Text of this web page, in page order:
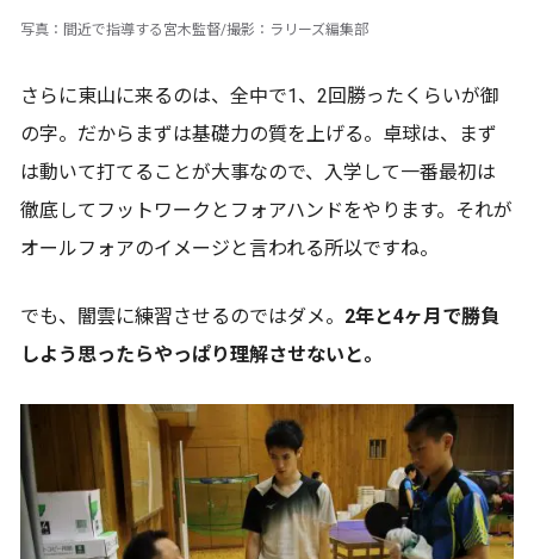
写真：間近で指導する宮木監督/撮影：ラリーズ編集部
さらに東山に来るのは、全中で1、2回勝ったくらいが御
の字。だからまずは基礎力の質を上げる。卓球は、まず
は動いて打てることが大事なので、入学して一番最初は
徹底してフットワークとフォアハンドをやります。それが
オールフォアのイメージと言われる所以ですね。
でも、闇雲に練習させるのではダメ。 2年と4ヶ月で勝負
しよう思ったらやっぱり理解させないと。